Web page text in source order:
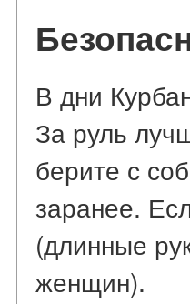
В дни
За руль
берите с
заранее.
(длинные
женщин).